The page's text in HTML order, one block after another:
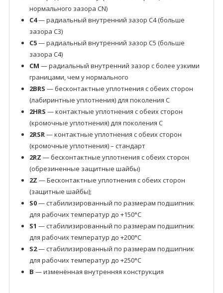
нормального зазора CN)
C4— радиальный внутренний зазор C4 (больше
зазора C3)
C5— радиальный внутренний зазор C5 (больше
зазора C4)
CM — радиальный внутренний зазор с более узкими
границами, чем у нормального
2BRS — бесконтактные уплотнения с обеих сторон
(лабиринтные уплотнения) для поколения C
2HRS — контактные уплотнения с обеих сторон
(кромочные уплотнения) для поколения C
2RSR— контактные уплотнения с обеих сторон
(кромочные уплотнения) – стандарт
2RZ — бесконтактные уплотнения с обеих сторон
(обрезиненные защитные шайбы)
2Z — Бесконтактные уплотнения с обеих сторон
(защитные шайбы);
S0— стабилизированный по размерам подшипник
для рабочих температур до +150°C
S1 — стабилизированный по размерам подшипник
для рабочих температур до +200°C
S2— стабилизированный по размерам подшипник
для рабочих температур до +250°C
B — изменённая внутренняя конструкция